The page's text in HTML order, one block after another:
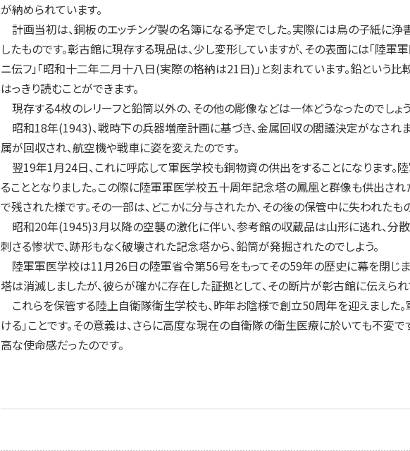
が納められています。
計画当初は、銅板のエッチング製の名簿になる予定でした。実際には鳥の子紙に
したものです。彰古館に現存する現品は、少し変形していますが、その表面には「陸
ニ伝フ」「昭和十二年二月十八日(実際の格納は21日)」と刻まれています。鉛という
はっきり読むことができます。
現存する4枚のレリーフと鉛筒以外の、その他の彫像などは一体どうなったのでし
昭和18年(1943)、戦時下の兵器増産計画に基づき、金属回収の閣議決定がなされ
属が回収され、航空機や戦車に姿を変えたのです。
翌19年1月24日、これに呼応して軍医学校も銅物資の供出をすることになります
ることとなりました。この際に陸軍軍医学校五十周年記念塔の鳳凰と群像も供出さ
で残された様です。その一部は、どこかに分与されたか、その後の保管中に失われたも
昭和20年(1945)3月以降の空襲の激化に伴い、参考館の収蔵品は山形に逃れ、分
刺さる惨状で、跡形もなく破壊された記念塔から、鉛筒が発掘されたのでしよう。
陸軍軍医学校は11月26日の陸軍省令第56号をもってその59年の歴史に幕を閉じ
塔は消滅しましたが、彼らが確かに存在した証拠として、その断片が彰古館に伝えられ
これらを保管する陸上自衛隊衛生学校も、昨年お陰様で創立50周年を迎えました
ける」ことです。その意義は、さらに高度な現在の自衛隊の衛生医療に於いても不変
高な使命感だったのです。